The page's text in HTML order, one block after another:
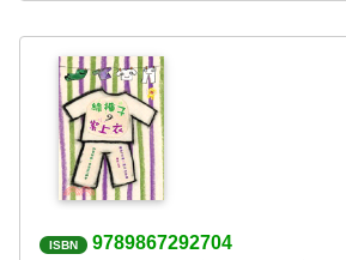
ISBN 9789867292704